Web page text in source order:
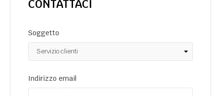
CONTATTACI
Soggetto
Indirizzo email